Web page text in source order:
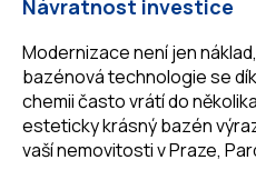
Návratnost investice
Modernizace není jen
bazénová technologie se
chemii často vrátí do
esteticky krásný bazén
vaší nemovitosti v Praze,